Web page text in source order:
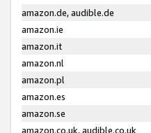
amazon.de, audible.de
amazon.ie
amazon.it
amazon.nl
amazon.pl
amazon.es
amazon.se
amazon.co.uk, audible.co.uk